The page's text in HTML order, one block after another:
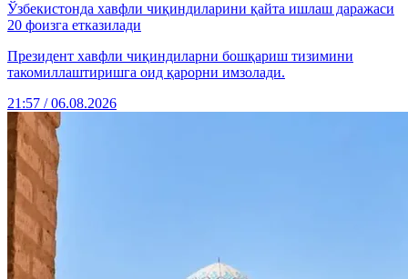
Ўзбекистонда хавфли чиқиндиларини қайта ишлаш даражаси
20 фоизга етказилади
Президент хавфли чиқиндиларни бошқариш тизимини
такомиллаштиришга оид қарорни имзолади.
21:57 / 06.08.2026